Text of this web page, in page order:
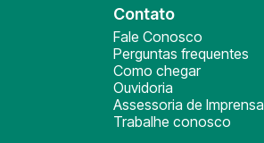
Contato
Fale Conosco
Perguntas frequentes
Como chegar
Ouvidoria
Assessoria de Imprensa
Trabalhe conosco